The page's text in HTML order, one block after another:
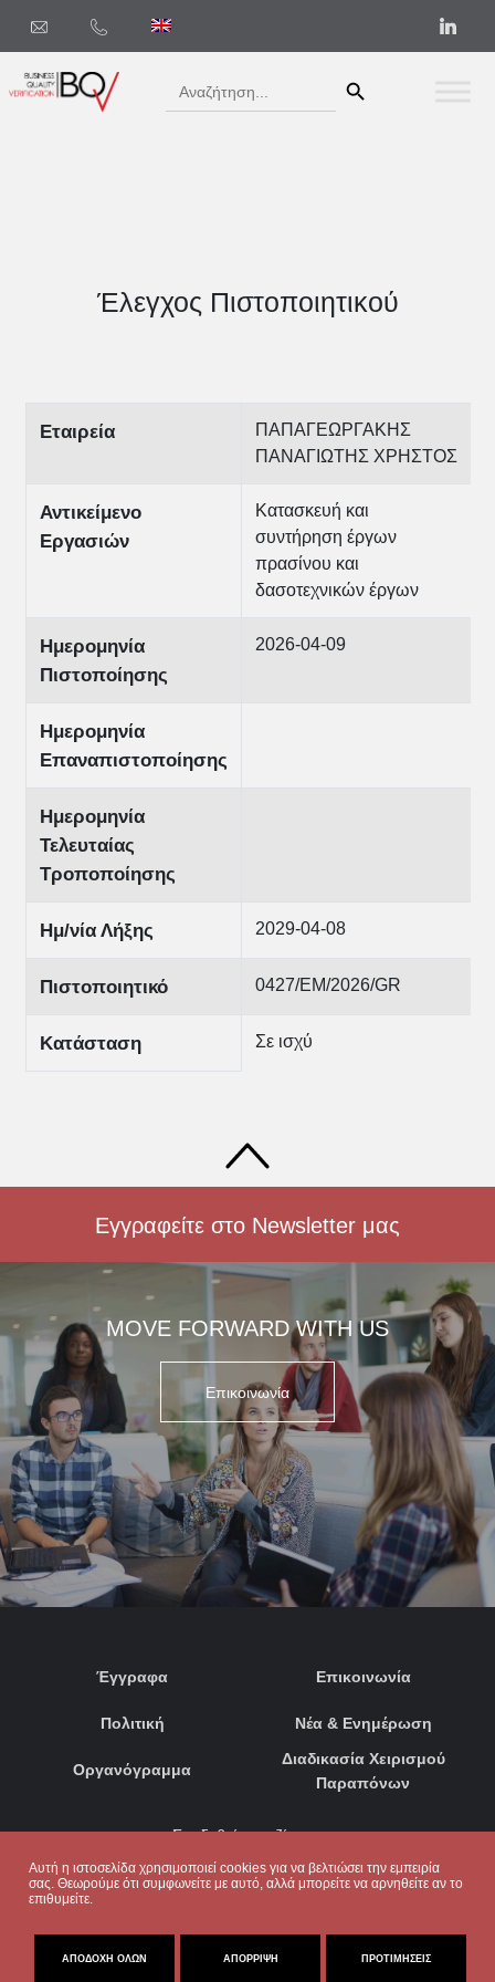
Αυτή η ιστοσελίδα χρησιμοποιεί cookies για να βελτιώσει την εμπειρία
σας. Θεωρούμε ότι συμφωνείτε με αυτό, αλλά μπορείτε να αρνηθείτε αν το
επιθυμείτε.
ΑΠΟΔΟΧΉ ΌΛΩΝ ΑΠΌΡΡΙΨΗ ΠΡΟΤΙΜΉΣΕΙΣ
Search
for:
Έλεγχος Πιστοποιητικού
Εταιρεία
ΠΑΠΑΓΕΩΡΓΑΚΗΣ
ΠΑΝΑΓΙΩΤΗΣ ΧΡΗΣΤΟΣ
Αντικείμενο
Εργασιών
Κατασκευή και
συντήρηση έργων
πρασίνου και
δασοτεχνικών έργων
Ημερομηνία
Πιστοποίησης
2026-04-09
Ημερομηνία
Επαναπιστοποίησης
Ημερομηνία
Τελευταίας
Τροποποίησης
Ημ/νία Λήξης 2029-04-08
Πιστοποιητικό 0427/EM/2026/GR
Κατάσταση Σε ισχύ
Εγγραφείτε στο Newsletter μας
MOVE FORWARD WITH US
Επικοινωνία
Έγγραφα
Πολιτική
Οργανόγραμμα
Επικοινωνία
Νέα & Ενημέρωση
Διαδικασία Χειρισμού
Παραπόνων
Συνδεθείτε μαζί μας: